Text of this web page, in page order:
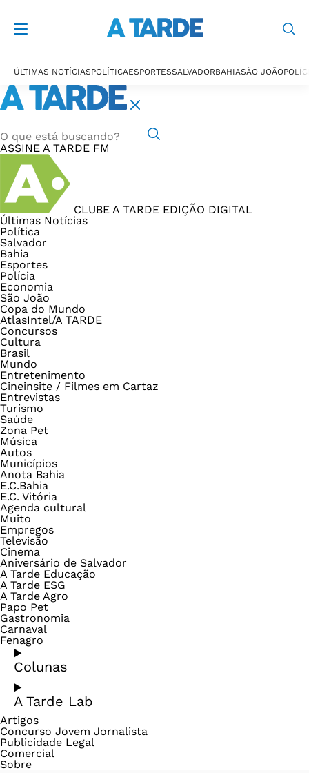
ÚLTIMAS NOTÍCIASPOLÍTICAESPORTESSALVADORBAHIASÃO JOÃO
ASSINE A TARDE FM
CLUBE A TARDE EDIÇÃO DIGITAL
Últimas Notícias
Política
Salvador
Bahia
Esportes
Polícia
Economia
São João
Copa do Mundo
AtlasIntel/A TARDE
Concursos
Cultura
Brasil
Mundo
Entretenimento
Cineinsite / Filmes em Cartaz
Entrevistas
Turismo
Saúde
Zona Pet
Música
Autos
Municípios
Anota Bahia
E.C.Bahia
E.C. Vitória
Agenda cultural
Muito
Empregos
Televisão
Cinema
Aniversário de Salvador
A Tarde Educação
A Tarde ESG
A Tarde Agro
Papo Pet
Gastronomia
Carnaval
Fenagro
Colunas
A Tarde Lab
Artigos
Concurso Jovem Jornalista
Publicidade Legal
Comercial
Sobre